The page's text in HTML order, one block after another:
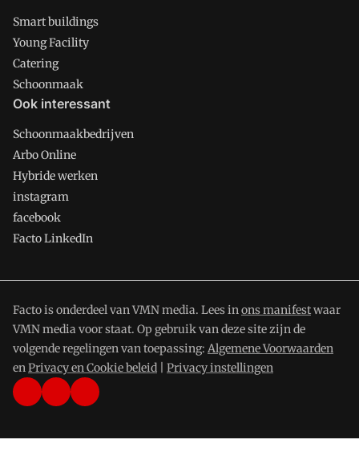
Smart buildings
Young Facility
Catering
Schoonmaak
Ook interessant
Schoonmaakbedrijven
Arbo Online
Hybride werken
instagram
facebook
Facto LinkedIn
Facto is onderdeel van VMN media. Lees inons manifestwaar
VMN media voor staat. Op gebruik van deze site zijn de
volgende regelingen van toepassing: Algemene Voorwaarden
enPrivacy en Cookie beleid Privacy instellingen